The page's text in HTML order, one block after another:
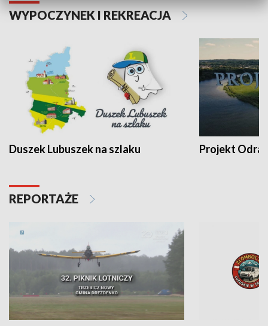
WYPOCZYNEK I REKREACJA
Duszek Lubuszek na szlaku Projekt Odra
REPORTAŻE